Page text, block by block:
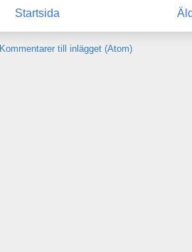
Startsida
Kommentarer till inlägget (Atom)